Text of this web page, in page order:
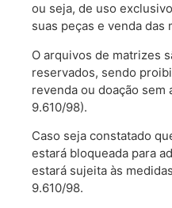
ou seja, de uso
suas peças e venda das
O arquivos de matrizes
reservados, sendo
revenda ou doação sem
9.610/98).
Caso seja constatado
estará bloqueada para
estará sujeita às
9.610/98.